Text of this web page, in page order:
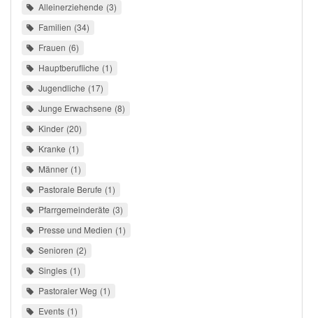
Alleinerziehende 3
Familien 34
Frauen 6
Hauptberufliche 1
Jugendliche 17
Junge Erwachsene 8
Kinder 20
Kranke 1
Männer 1
Pastorale Berufe 1
Pfarrgemeinderäte 3
Presse und Medien 1
Senioren 2
Singles 1
Pastoraler Weg 1
Events 1